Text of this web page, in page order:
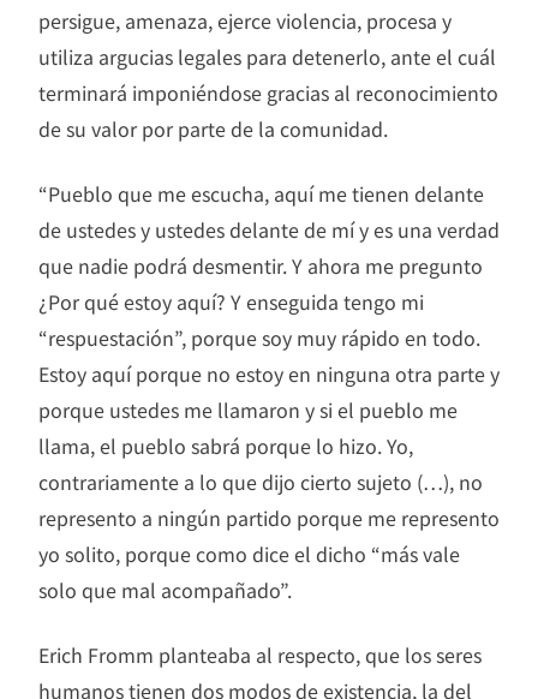
persigue, amenaza, ejerce violencia, procesa y
utiliza argucias legales para detenerlo, ante el cuál
terminará imponiéndose gracias al reconocimiento
de su valor por parte de la comunidad.
“Pueblo que me escucha, aquí me tienen delante
de ustedes y ustedes delante de mí y es una verdad
que nadie podrá desmentir. Y ahora me pregunto
¿Por qué estoy aquí? Y enseguida tengo mi
“respuestación”, porque soy muy rápido en todo.
Estoy aquí porque no estoy en ninguna otra parte y
porque ustedes me llamaron y si el pueblo me
llama, el pueblo sabrá porque lo hizo. Yo,
contrariamente a lo que dijo cierto sujeto (…), no
represento a ningún partido porque me represento
yo solito, porque como dice el dicho “más vale
solo que mal acompañado”.
Erich Fromm planteaba al respecto, que los seres
humanos tienen dos modos de existencia, la del